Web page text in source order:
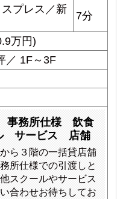
プレス／新
7分
万円)
／ 1F～3F
務所仕様 飲食
サービス 店舗
ら３階の一括貸店舗
所仕様での引渡しと
スクールやサービス
合わせお待ちしてお